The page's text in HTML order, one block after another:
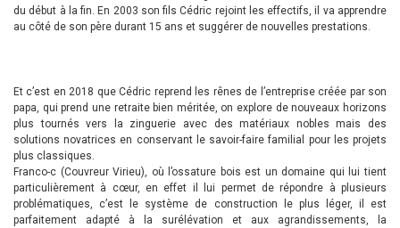
du début à la fin. En 2003 son fils Cédric rejoint les effectifs, il va apprendre
au côté de son père durant 15 ans et suggérer de nouvelles prestations.
Et c’est en 2018 que Cédric reprend les rênes de l’entreprise créée par son
papa, qui prend une retraite bien méritée, on explore de nouveaux horizons
plus tournés vers la zinguerie avec des matériaux nobles mais des
solutions novatrices en conservant le savoir-faire familial pour les projets
plus classiques.
Franco-c (Couvreur Virieu), où l’ossature bois est un domaine qui lui tient
particulièrement à cœur, en effet il lui permet de répondre à plusieurs
problématiques, c’est le système de construction le plus léger, il est
parfaitement adapté à la surélévation et aux agrandissements, la